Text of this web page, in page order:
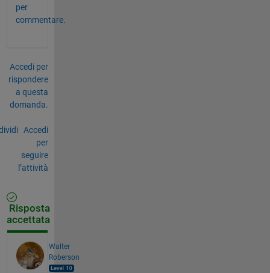
per
commentare.
Accedi per
rispondere
a questa
domanda.
Accedi
per
seguire
l’attività
Risposta
accettata
Walter
Roberson